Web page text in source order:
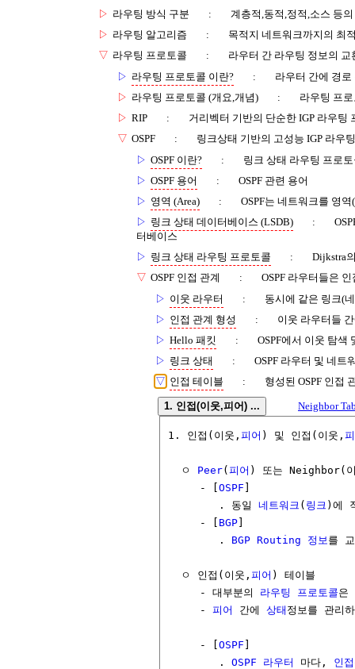
▷ 라우팅 방식 구분 :
계층적,동적,정적,소스 등
▷ 라우팅 알고리즘 :
목적지 네트워크까지의 최
▽ 라우팅 프로토콜 :
라우터 간 라우팅 정보의
▷ 라우팅 프로토콜 이란? :
라우터 간에 경
▷ 라우팅 프로토콜 (개요,개념) :
라우팅 프
▷ RIP :
거리벡터 기반의 단순한 IGP 라우팅
▽ OSPF :
링크상태 기반의 고성능 IGP 라우
▷ OSPF 이란? :
링크 상태 라우팅 프로
▷ OSPF 용어 :
OSPF 관련 용어
▷ 영역 (Area) :
OSPF는 네트워크를 영
▷ 링크 상태 데이터베이스 (LSDB) :
터베이스
▷ 링크 상태 라우팅 프로토콜 :
Dijkstra
▽ OSPF 인접 관계 :
OSPF 라우터들은
▷ 이웃 라우터 :
동시에 같은 링크(
▷ 인접 관계 형성 :
이웃 라우터들
▷ Hello 패킷 :
OSPF에서 이웃 탐색
▷ 링크 상태 :
OSPF 라우터 및 네트
▽ 인접 테이블 : 형성된 OSPF 인접
1. 인접(이웃,피어) ... Neighbor
1. 인접(이웃, 피어 ) 및 인접(이웃,
  ㅇ
Peer(피어 ) 또는 Neighbor(
     - [
OSPF ]
        . 동일
네트워크 ( 링크 )에
     - [
BGP]
        .
BGP Routing 정보 를
  ㅇ 인접(이웃,
피어 ) 테이블
     - 대부분의
라우팅 프로토콜은
     -
피어 간에 상태 정보를 관리
     - [
OSPF ]
        .
OSPF 라우터 마다, 인